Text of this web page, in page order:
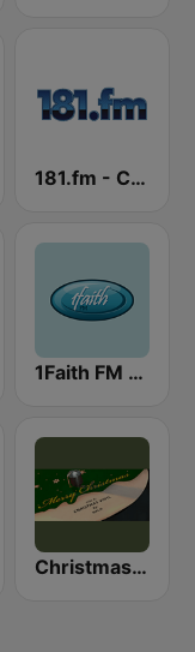
181.fm - Christmas Standards
1Faith FM - Christmas Classics
Christmas Vinyl